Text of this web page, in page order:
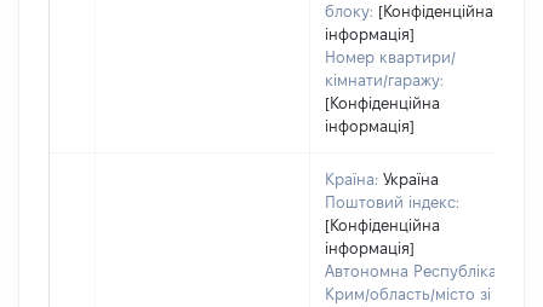
блоку: [Конфіденційна
інформація]
Номер квартири/
кімнати/гаражу:
[Конфіденційна
інформація]
Країна: Україна
Поштовий індекс:
[Конфіденційна
інформація]
Автономна Республіка
Крим/область/місто зі